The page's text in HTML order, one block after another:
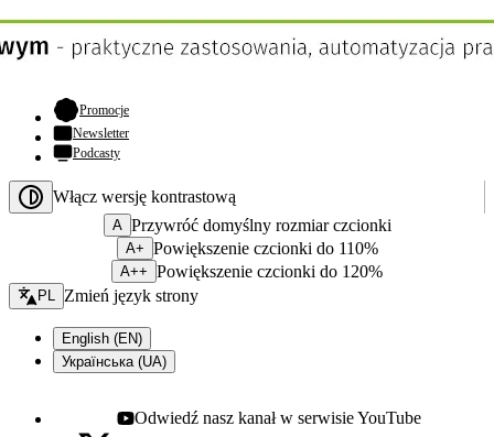
Promocje- otwiera się w nowej karcie
Newsletter
Podcasty
Włącz wersję kontrastową
A Przywróć domyślny rozmiar czcionki
A+ Powiększenie czcionki do 110%
A++ Powiększenie czcionki do 120%
Zmień język - bieżący:
PL Zmień język strony
English (EN)
Українська (UA)
Youtube - otwiera się w nowej karcie
Odwiedź nasz kanał w serwisie YouTube